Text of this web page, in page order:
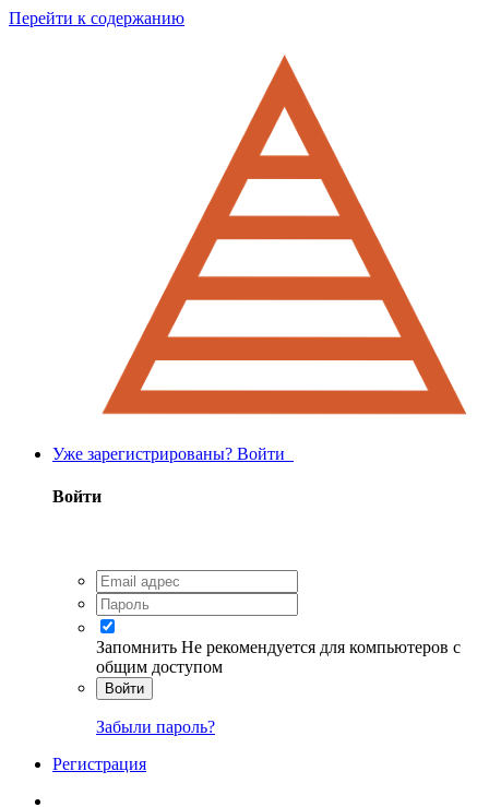
Перейти к содержанию
Уже зарегистрированы? Войти
Войти
Запомнить Не рекомендуется для компьютеров с
общим доступом
Войти
Забыли пароль?
Регистрация